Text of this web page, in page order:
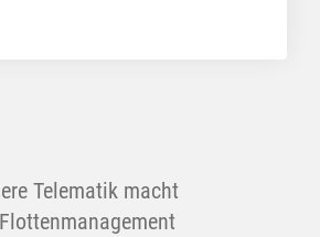
Telematik macht